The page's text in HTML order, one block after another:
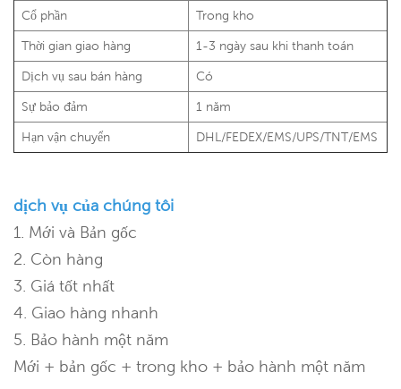
Cổ phần Trong kho
Thời gian giao hàng 1-3 ngày sau khi thanh toán
Dịch vụ sau bán hàng Có
Sự bảo đảm 1 năm
Hạn vận chuyển DHL/FEDEX/EMS/UPS/TNT/EMS
dịch vụ của chúng tôi
1. Mới và Bản gốc
2. Còn hàng
3. Giá tốt nhất
4. Giao hàng nhanh
5. Bảo hành một năm
Mới + bản gốc + trong kho + bảo hành một năm